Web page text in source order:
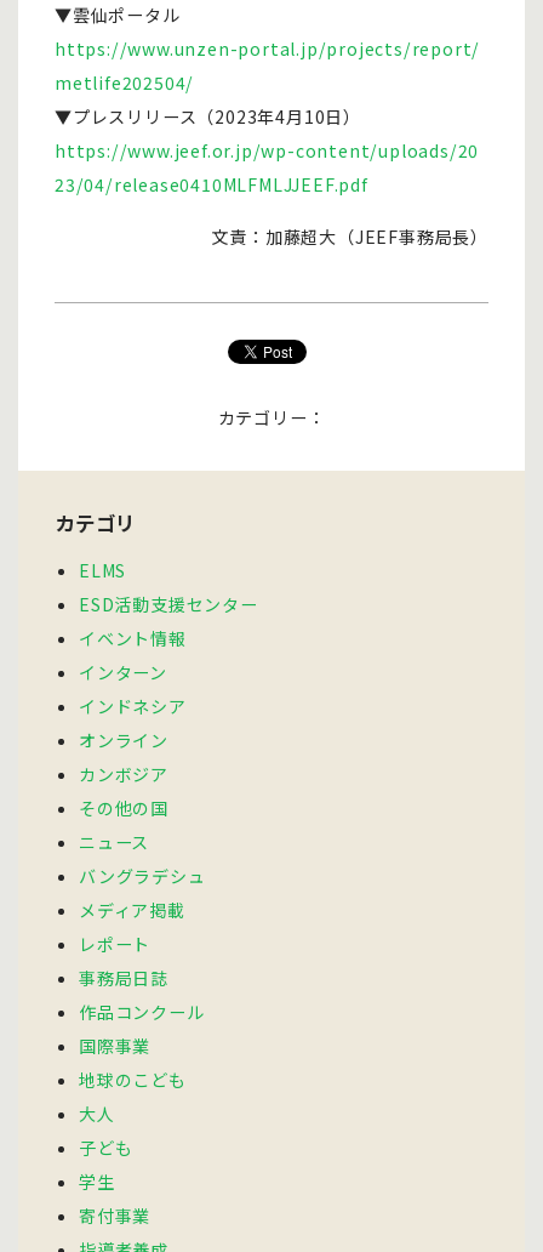
▼雲仙ポータル
https://www.unzen-portal.jp/projects/report/
metlife202504/
▼プレスリリース（2023年4月10日）
https://www.jeef.or.jp/wp-content/uploads/20
23/04/release0410MLFMLJJEEF.pdf
文責：加藤超大（JEEF事務局長）
カテゴリー：
カテゴリ
ELMS
ESD活動支援センター
イベント情報
インターン
インドネシア
オンライン
カンボジア
その他の国
ニュース
バングラデシュ
メディア掲載
レポート
事務局日誌
作品コンクール
国際事業
地球のこども
大人
子ども
学生
寄付事業